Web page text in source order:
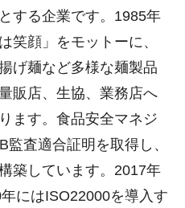
する企業です。1985年
笑顔」をモットーに、
げ麺など多様な麺製品
販店、生協、業務店へ
ます。食品安全マネジ
査適合証明を取得し、
築しています。2017年
にはISO22000を導入す